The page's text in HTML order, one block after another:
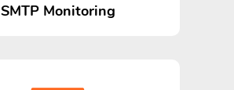
SMTP Monitoring